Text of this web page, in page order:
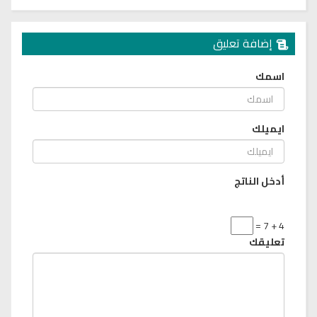
إضافة تعليق
اسمك
ايميلك
أدخل الناتج
4 + 7 =
تعليقك